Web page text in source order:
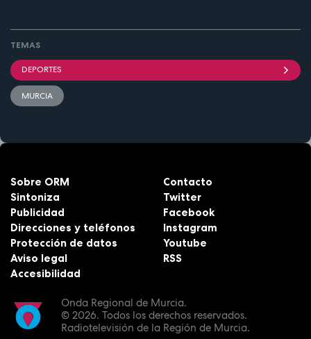
TEMAS
DEPORTES
MURCIA
Onda Regional de Murcia.
© 2026. Todos los derechos reservados.
Radiotelevisión de la Región de Murcia.
Sobre ORM
Sintoniza
Publicidad
Direcciones y teléfonos
Protección de datos
Aviso legal
Accesibilidad
Contacto
Twitter
Facebook
Instagram
Youtube
RSS